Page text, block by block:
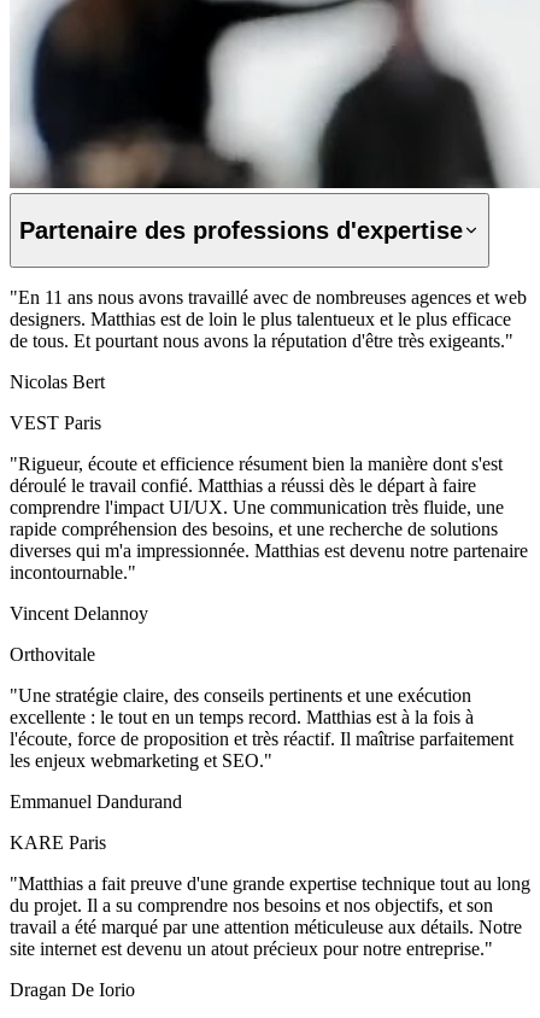
Partenaire des professions d'expertise
"En 11 ans nous avons travaillé avec de nombreuses agences et web
designers. Matthias est de loin le plus talentueux et le plus efficace
de tous. Et pourtant nous avons la réputation d'être très exigeants."
Nicolas Bert
VEST Paris
"Rigueur, écoute et efficience résument bien la manière dont s'est
déroulé le travail confié. Matthias a réussi dès le départ à faire
comprendre l'impact UI/UX. Une communication très fluide, une
rapide compréhension des besoins, et une recherche de solutions
diverses qui m'a impressionnée. Matthias est devenu notre partenaire
incontournable."
Vincent Delannoy
Orthovitale
"Une stratégie claire, des conseils pertinents et une exécution
excellente : le tout en un temps record. Matthias est à la fois à
l'écoute, force de proposition et très réactif. Il maîtrise parfaitement
les enjeux webmarketing et SEO."
Emmanuel Dandurand
KARE Paris
"Matthias a fait preuve d'une grande expertise technique tout au long
du projet. Il a su comprendre nos besoins et nos objectifs, et son
travail a été marqué par une attention méticuleuse aux détails. Notre
site internet est devenu un atout précieux pour notre entreprise."
Dragan De Iorio